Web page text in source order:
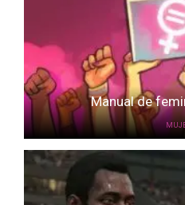
Manual de